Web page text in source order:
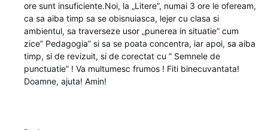
ore sunt insuficiente.Noi, la „Litere”, numai 3 ore le ofeream,
ca sa aiba timp sa se obisnuiasca, lejer cu clasa si
ambientul, sa traverseze usor „punerea in situatie” cum
zice” Pedagogia” si sa se poata concentra, iar apoi, sa aiba
timp, si de revizuit, si de corectat cu ” Semnele de
punctuatie” ! Va multumesc frumos ! Fiti binecuvantata!
Doamne, ajuta! Amin!